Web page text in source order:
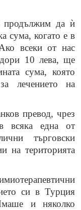
продължим да ѝ
сума, когато е в
всеки от нас
10 лева, ще
сума, която
лечението на
превод, чрез
всяка една от
търговски
на територията
си в Турция
и няколко